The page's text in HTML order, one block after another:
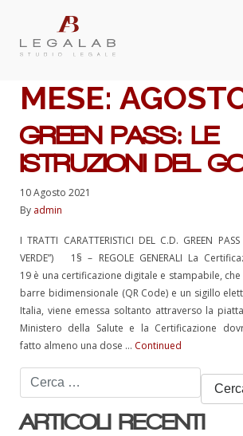
MESE:
GREEN PASS: LE
ISTRUZIONI DEL
10 Agosto 2021
By admin
I TRATTI CARATTERISTICI DEL C.D. GREEN
VERDE”) 1§ – REGOLE GENERALI La
19 è una certificazione digitale e stampabile,
barre bidimensionale (QR Code) e un sigillo
Italia, viene emessa soltanto attraverso la
Ministero della Salute e la Certificazione
fatto almeno una dose … Continued
Ricerca
per:
ARTICOLI RECENTI